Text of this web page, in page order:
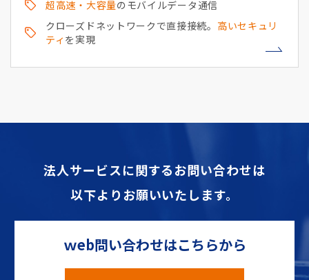
超高速・大容量のモバイルデータ通信
クローズドネットワークで直接接続。 高いセキュリ
ティ を実現
法人サービスに関するお問い合わせは
以下よりお願いいたします。
ｗeb問い合わせはこちらから